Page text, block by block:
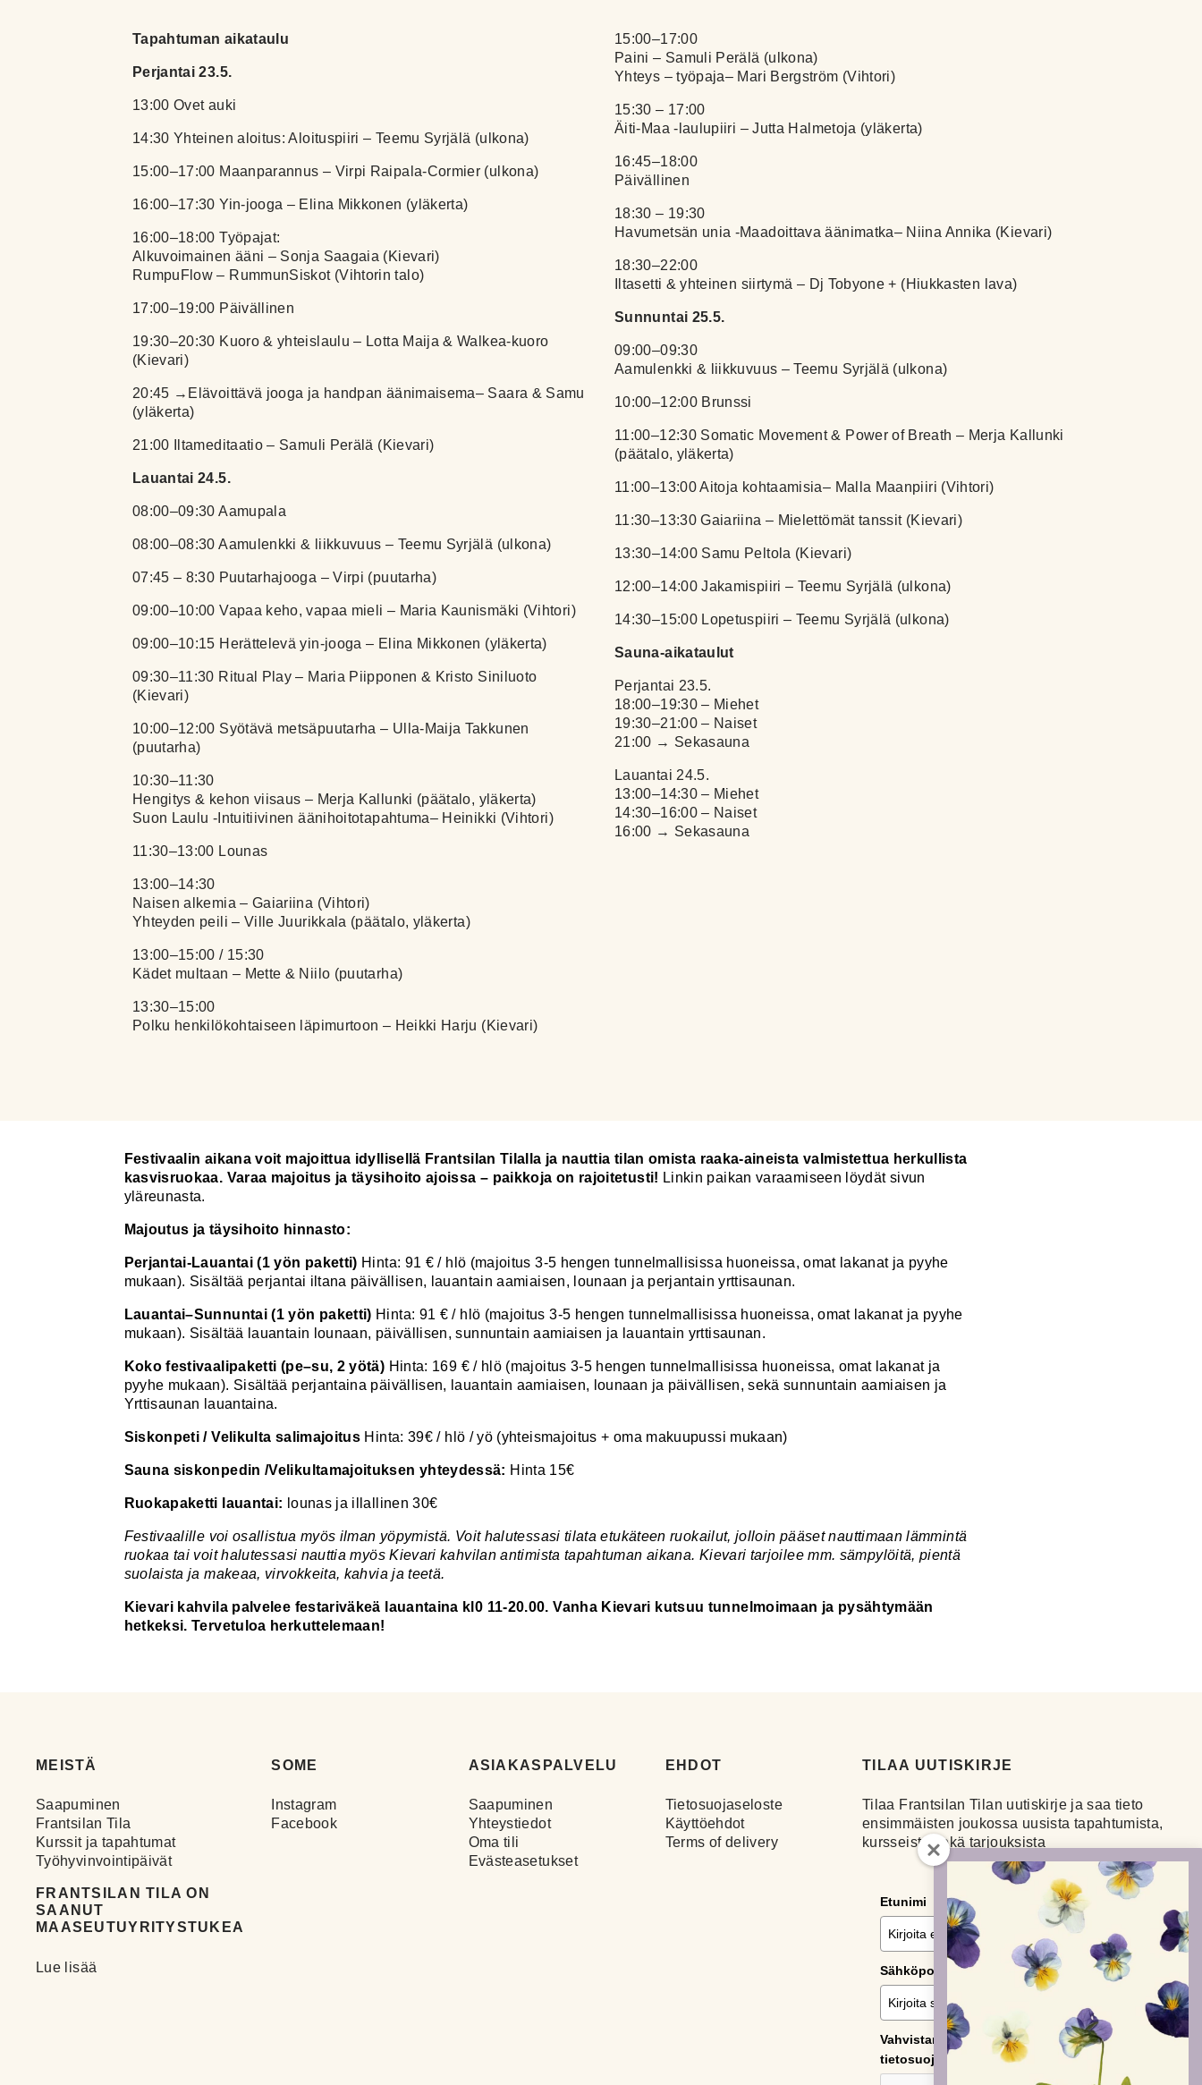
Tapahtuman aikataulu
Perjantai 23.5.
13:00 Ovet auki
14:30 Yhteinen aloitus: Aloituspiiri – Teemu Syrjälä (ulkona)
15:00–17:00 Maanparannus – Virpi Raipala-Cormier (ulkona)
16:00–17:30 Yin-jooga – Elina Mikkonen (yläkerta)
16:00–18:00 Työpajat:
Alkuvoimainen ääni – Sonja Saagaia (Kievari)
RumpuFlow – RummunSiskot (Vihtorin talo)
17:00–19:00 Päivällinen
19:30–20:30 Kuoro & yhteislaulu – Lotta Maija & Walkea-kuoro
(Kievari)
20:45 →Elävoittävä jooga ja handpan äänimaisema– Saara & Samu
(yläkerta)
21:00 Iltameditaatio – Samuli Perälä (Kievari)
Lauantai 24.5.
08:00–09:30 Aamupala
08:00–08:30 Aamulenkki & liikkuvuus – Teemu Syrjälä (ulkona)
07:45 – 8:30 Puutarhajooga – Virpi (puutarha)
09:00–10:00 Vapaa keho, vapaa mieli – Maria Kaunismäki (Vihtori)
09:00–10:15 Herättelevä yin-jooga – Elina Mikkonen (yläkerta)
09:30–11:30 Ritual Play – Maria Piipponen & Kristo Siniluoto
(Kievari)
10:00–12:00 Syötävä metsäpuutarha – Ulla-Maija Takkunen
(puutarha)
10:30–11:30
Hengitys & kehon viisaus – Merja Kallunki (päätalo, yläkerta)
Suon Laulu -Intuitiivinen äänihoitotapahtuma– Heinikki (Vihtori)
11:30–13:00 Lounas
13:00–14:30
Naisen alkemia – Gaiariina (Vihtori)
Yhteyden peili – Ville Juurikkala (päätalo, yläkerta)
13:00–15:00 / 15:30
Kädet multaan – Mette & Niilo (puutarha)
13:30–15:00
Polku henkilökohtaiseen läpimurtoon – Heikki Harju (Kievari)
15:00–17:00
Paini – Samuli Perälä (ulkona)
Yhteys – työpaja– Mari Bergström (Vihtori)
15:30 – 17:00
Äiti-Maa -laulupiiri – Jutta Halmetoja (yläkerta)
16:45–18:00
Päivällinen
18:30 – 19:30
Havumetsän unia -Maadoittava äänimatka– Niina Annika (Kievari)
18:30–22:00
Iltasetti & yhteinen siirtymä – Dj Tobyone + (Hiukkasten lava)
Sunnuntai 25.5.
09:00–09:30
Aamulenkki & liikkuvuus – Teemu Syrjälä (ulkona)
10:00–12:00 Brunssi
11:00–12:30 Somatic Movement & Power of Breath – Merja Kallunki
(päätalo, yläkerta)
11:00–13:00 Aitoja kohtaamisia– Malla Maanpiiri (Vihtori)
11:30–13:30 Gaiariina – Mielettömät tanssit (Kievari)
13:30–14:00 Samu Peltola (Kievari)
12:00–14:00 Jakamispiiri – Teemu Syrjälä (ulkona)
14:30–15:00 Lopetuspiiri – Teemu Syrjälä (ulkona)
Sauna-aikataulut
Perjantai 23.5.
18:00–19:30 – Miehet
19:30–21:00 – Naiset
21:00 → Sekasauna
Lauantai 24.5.
13:00–14:30 – Miehet
14:30–16:00 – Naiset
16:00 → Sekasauna
Festivaalin aikana voit majoittua idyllisellä Frantsilan Tilalla ja nauttia tilan omista raaka-aineista valmistettua herkullista
kasvisruokaa. Varaa majoitus ja täysihoito ajoissa – paikkoja on rajoitetusti! Linkin paikan varaamiseen löydät sivun
yläreunasta.
Majoutus ja täysihoito hinnasto:
Perjantai-Lauantai (1 yön paketti) Hinta: 91 € / hlö (majoitus 3-5 hengen tunnelmallisissa huoneissa, omat lakanat ja pyyhe
mukaan). Sisältää perjantai iltana päivällisen, lauantain aamiaisen, lounaan ja perjantain yrttisaunan.
Lauantai–Sunnuntai (1 yön paketti) Hinta: 91 € / hlö (majoitus 3-5 hengen tunnelmallisissa huoneissa, omat lakanat ja pyyhe
mukaan). Sisältää lauantain lounaan, päivällisen, sunnuntain aamiaisen ja lauantain yrttisaunan.
Koko festivaalipaketti (pe–su, 2 yötä) Hinta: 169 € / hlö (majoitus 3-5 hengen tunnelmallisissa huoneissa, omat lakanat ja
pyyhe mukaan). Sisältää perjantaina päivällisen, lauantain aamiaisen, lounaan ja päivällisen, sekä sunnuntain aamiaisen ja
Yrttisaunan lauantaina.
Siskonpeti / Velikulta salimajoitus Hinta: 39€ / hlö / yö (yhteismajoitus + oma makuupussi mukaan)
Sauna siskonpedin /Velikultamajoituksen yhteydessä: Hinta 15€
Ruokapaketti lauantai: lounas ja illallinen 30€
Festivaalille voi osallistua myös ilman yöpymistä. Voit halutessasi tilata etukäteen ruokailut, jolloin pääset nauttimaan lämmintä
ruokaa tai voit halutessasi nauttia myös Kievari kahvilan antimista tapahtuman aikana. Kievari tarjoilee mm. sämpylöitä, pientä
suolaista ja makeaa, virvokkeita, kahvia ja teetä.
Kievari kahvila palvelee festariväkeä lauantaina kl0 11-20.00. Vanha Kievari kutsuu tunnelmoimaan ja pysähtymään
hetkeksi. Tervetuloa herkuttelemaan!
MEISTÄ
Saapuminen
Frantsilan Tila
Kurssit ja tapahtumat
Työhyvinvointipäivät
FRANTSILAN TILA ON
SAANUT
MAASEUTUYRITYSTUKEA
Lue lisää
SOME
Instagram
Facebook
ASIAKASPALVELU
Saapuminen
Yhteystiedot
Oma tili
Evästeasetukset
EHDOT
Tietosuojaseloste
Käyttöehdot
Terms of delivery
TILAA UUTISKIRJE
Tilaa Frantsilan Tilan uutiskirje ja saa tieto
ensimmäisten joukossa uusista tapahtumista,
kursseista sekä tarjouksista
Etunimi
Sähköposti
Vahvistamalla tilauksen hyväksyn
tietosuojaselosteen.*